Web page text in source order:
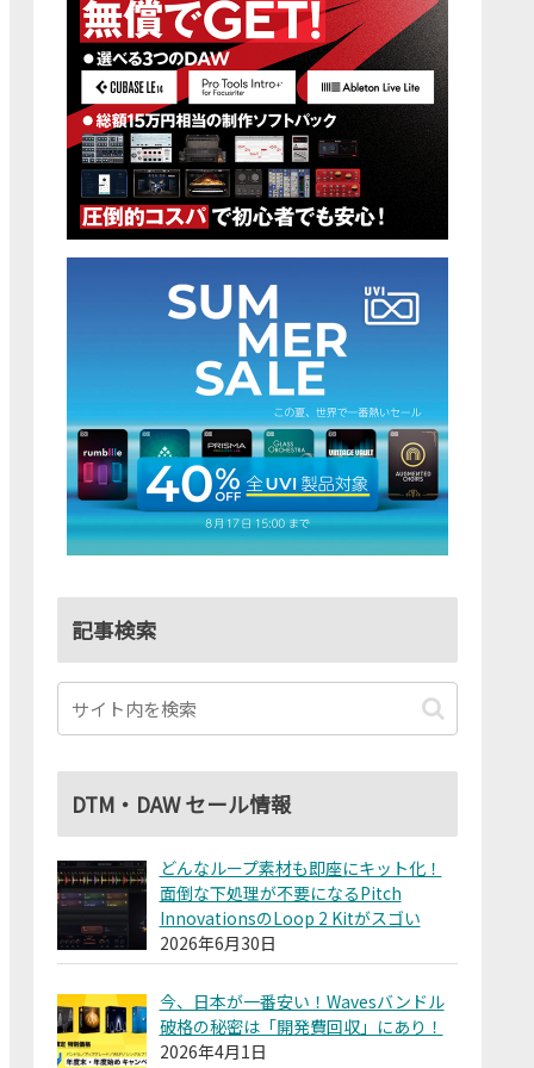
記事検索
DTM・DAW セール情報
どんなループ素材も即座にキット化！
面倒な下処理が不要になるPitch
InnovationsのLoop 2 Kitがスゴい
2026年6月30日
今、日本が一番安い！Wavesバンドル
破格の秘密は「開発費回収」にあり！
2026年4月1日